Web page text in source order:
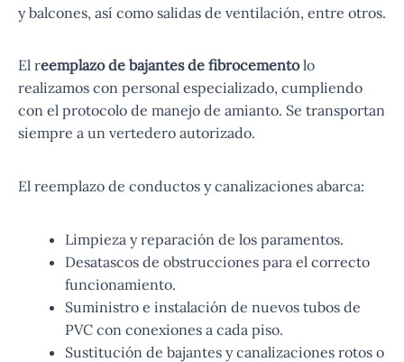
y balcones, así como salidas de ventilación, entre otros.
El reemplazo de bajantes de fibrocementolo
realizamos con personal especializado, cumpliendo
con el protocolo de manejo de amianto. Se transportan
siempre a un vertedero autorizado.
El reemplazo de conductos y canalizaciones abarca:
Limpieza y reparación de los paramentos.
Desatascos de obstrucciones para el correcto
funcionamiento.
Suministro e instalación de nuevos tubos de
PVC con conexiones a cada piso.
Sustitución de bajantes y canalizaciones rotos o